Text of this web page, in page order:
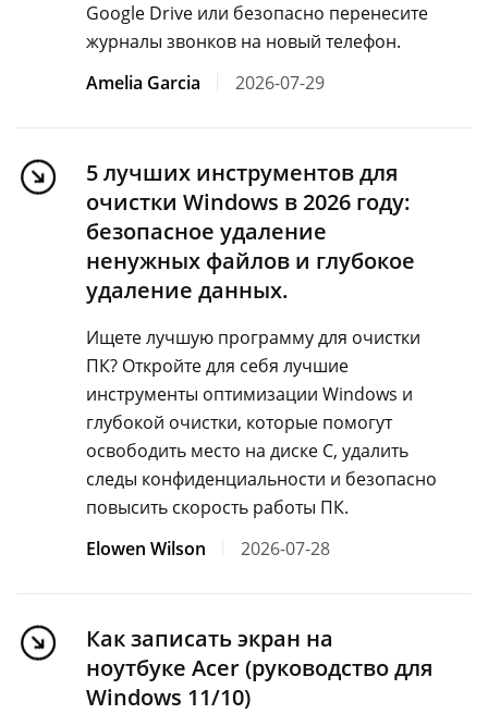
Google Drive или безопасно перенесите
журналы звонков на новый телефон.
Amelia Garcia
2026-07-29
5 лучших инструментов для
очистки Windows в 2026 году:
безопасное удаление
ненужных файлов и глубокое
удаление данных.
Ищете лучшую программу для очистки
ПК? Откройте для себя лучшие
инструменты оптимизации Windows и
глубокой очистки, которые помогут
освободить место на диске C, удалить
следы конфиденциальности и безопасно
повысить скорость работы ПК.
Elowen Wilson
2026-07-28
Как записать экран на
ноутбуке Acer (руководство для
Windows 11/10)